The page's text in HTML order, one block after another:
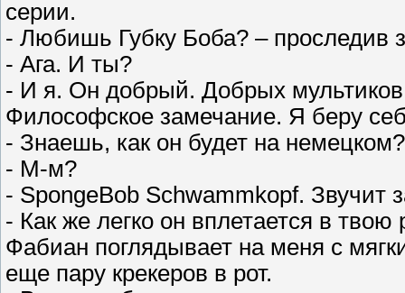
серии.
- Любишь Губку Боба? – проследив
- Ага. И ты?
- И я. Он добрый. Добрых мультиков
Философское замечание. Я беру
- Знаешь, как он будет на
- М-м?
- SpongeBob Schwammkopf. Звучит
- Как же легко он вплетается в
Фабиан поглядывает на меня с
еще пару крекеров в рот.